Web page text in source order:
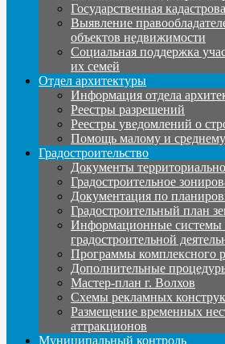
Государственная
Выявление
объектов недвижимости
Социальная поддержка
их семей
Отдел архитектуры
Информация отдела
Реестры разрешений
Реестры уведомлений о
Помощь малому и
Градостроительство
Документы
Градостроительное
Документация по
Градостроительный план
Информационные системы
градостроительной
Программы комплексного
Дополнительные
Мастер-план г. Волхов
Схемы рекламных
Размещение временных
аттракционов
Муниципальный контроль